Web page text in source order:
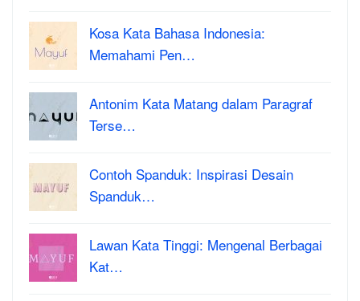
Kosa Kata Bahasa Indonesia:
Memahami Pen…
Antonim Kata Matang dalam Paragraf
Terse…
Contoh Spanduk: Inspirasi Desain
Spanduk…
Lawan Kata Tinggi: Mengenal Berbagai
Kat…